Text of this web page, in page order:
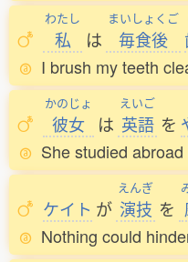
わたし
私 は
まいしょくご
毎食後
I brush my teeth
かのじょ
彼女 は
えいご
英語 を
She studied
ケイト が
えんぎ
演技 を
Nothing could